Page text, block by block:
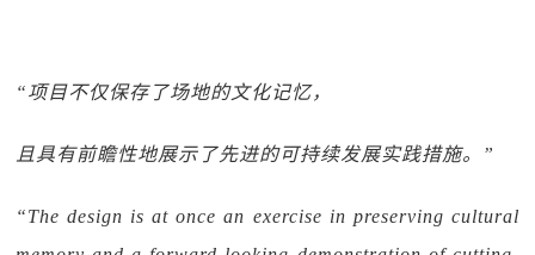
“项目不仅保存了场地的文化记忆，
且具有前瞻性地展示了先进的可持续发展实践措施。”
“The design is at once an exercise in preserving cultural